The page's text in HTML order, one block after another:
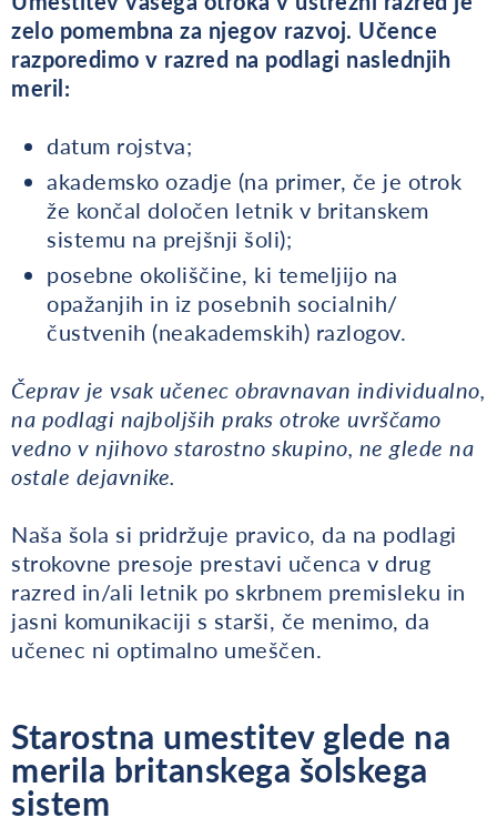
zelo pomembna za njegov razvoj. Učence
razporedimo v razred na podlagi naslednjih
meril:
datum rojstva;
akademsko ozadje (na primer, če je otrok
že končal določen letnik v britanskem
sistemu na prejšnji šoli);
posebne okoliščine, ki temeljijo na
opažanjih in iz posebnih socialnih/
čustvenih (neakademskih) razlogov.
Čeprav je vsak učenec obravnavan individualno,
na podlagi najboljših praks otroke uvrščamo
vedno v njihovo starostno skupino, ne glede na
ostale dejavnike.
Naša šola si pridržuje pravico, da na podlagi
strokovne presoje prestavi učenca v drug
razred in/ali letnik po skrbnem premisleku in
jasni komunikaciji s starši, če menimo, da
učenec ni optimalno umeščen.
Starostna umestitev glede na
merila britanskega šolskega
sistem